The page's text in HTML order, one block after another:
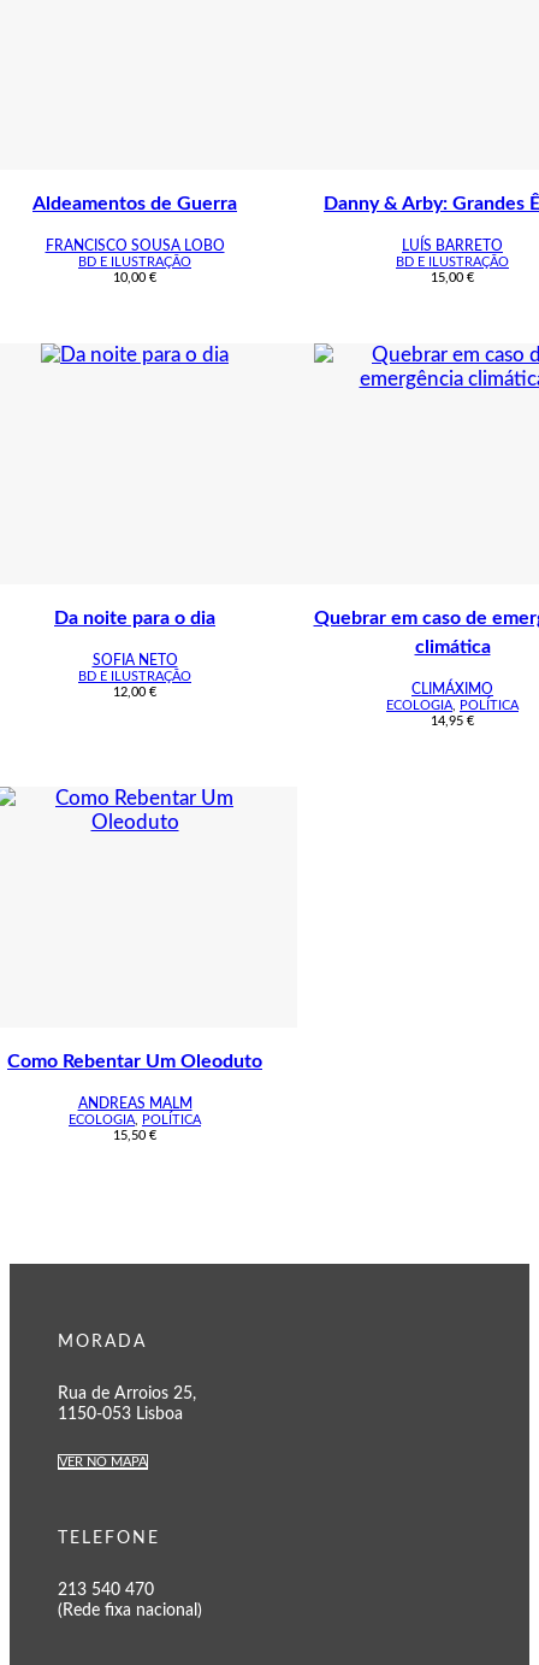
Aldeamentos de Guerra
FRANCISCO SOUSA LOBO
BD E ILUSTRAÇÃO
10,00 €
Danny & Arby: Grandes
LUÍS BARRETO
BD E ILUSTRAÇÃO
15,00 €
Da noite para o dia
SOFIA NETO
BD E ILUSTRAÇÃO
12,00 €
Quebrar em caso de
climática
CLIMÁXIMO
ECOLOGIA
POLÍTICA
14,95 €
Como Rebentar Um Oleoduto
ANDREAS MALM
ECOLOGIA
POLÍTICA
15,50 €
MORADA
Rua de Arroios 25,
1150-053 Lisboa
VER NO MAPA
TELEFONE
213 540 470
(Rede fixa nacional)